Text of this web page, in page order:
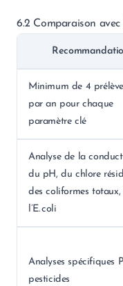
6.2 Comparaison
Minimum de 4
par an pour chaque
paramètre clé
Analyse de la
du pH, du chlore
des coliformes totaux,
l’E. coli
Analyses spécifiques
pesticides